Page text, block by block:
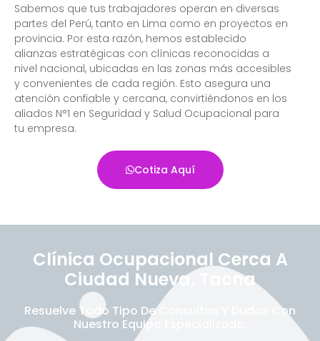
Sabemos que tus trabajadores operan en diversas
partes del Perú, tanto en Lima como en proyectos en
provincia. Por esta razón, hemos establecido
alianzas estratégicas con clínicas reconocidas a
nivel nacional, ubicadas en las zonas más accesibles
y convenientes de cada región. Esto asegura una
atención confiable y cercana, convirtiéndonos en los
aliados N°1 en Seguridad y Salud Ocupacional para
tu empresa.
Cotiza Aquí
Clínica Ocupacional Cerca A
Ciudad Nueva, Tacna
Resuelve Todo Tipo De Consultas Y Dudas Con
Nuestro Equipo Especializado.